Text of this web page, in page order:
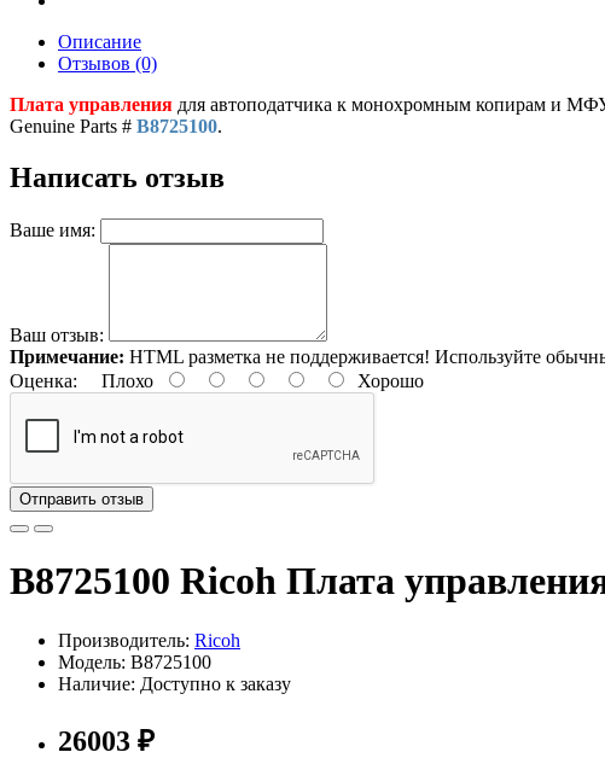
Описание
Отзывов (0)
Плата управления для автоподатчика к монохромным копирам и
Genuine Parts # B8725100.
Написать отзыв
Ваше имя:
Ваш отзыв:
Примечание: HTML разметка не поддерживается! Используйте
Оценка: Плохо Хорошо
Отправить отзыв
B8725100 Ricoh Плата
Производитель: Ricoh
Модель: B8725100
Наличие: Доступно к заказу
26003 ₽